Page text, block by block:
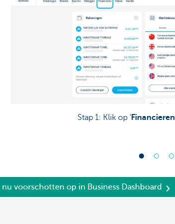
Stap 1: Klik op ‘Financieren
nu voorschotten op in Business Dashboard